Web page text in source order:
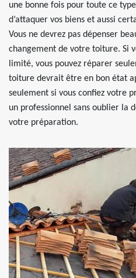
une bonne fois pour toute ce
d’attaquer vos biens et aussi
Vous ne devrez pas dépenser
changement de votre toiture. Si
limité, vous pouvez réparer
toiture devrait être en bon état
seulement si vous confiez votre
un professionnel sans oublier la
votre préparation.